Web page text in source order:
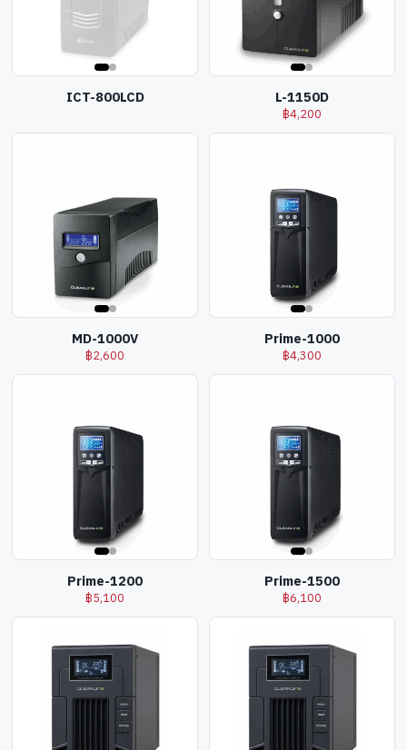
ICT-800LCD L-1150D
฿4,200
MD-1000V
฿2,600
Prime-1000
฿4,300
Prime-1200
฿5,100
Prime-1500
฿6,100